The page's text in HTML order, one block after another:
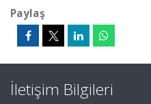
Paylaş
İletişim Bilgileri